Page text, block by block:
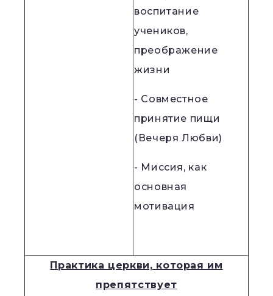
воспитание
учеников,
преображение
жизни
- Совместное
принятие пищи
(Вечеря Любви)
- Миссия, как
основная
мотивация
Практика церкви, которая им
препятствует